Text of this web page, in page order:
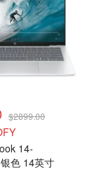
$2899.00
14-
色 14英寸